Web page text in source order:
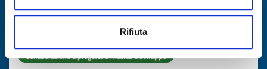
Rifiuta
Collaborazione a progetto di ricerca e sviluppo